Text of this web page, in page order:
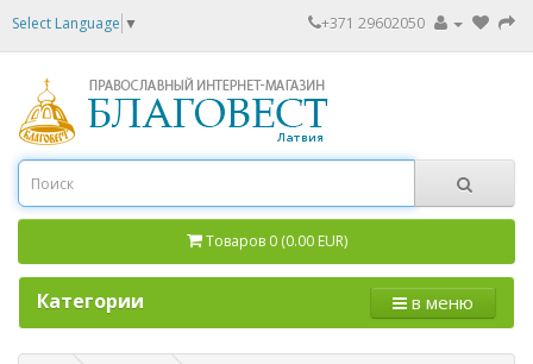
Select Language ▼ +371 29602050
Товаров 0 (0.00 EUR)
Категории в меню